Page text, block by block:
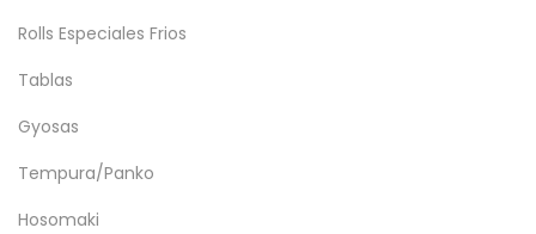
Rolls Especiales Frios
Tablas
Gyosas
Tempura/Panko
Hosomaki